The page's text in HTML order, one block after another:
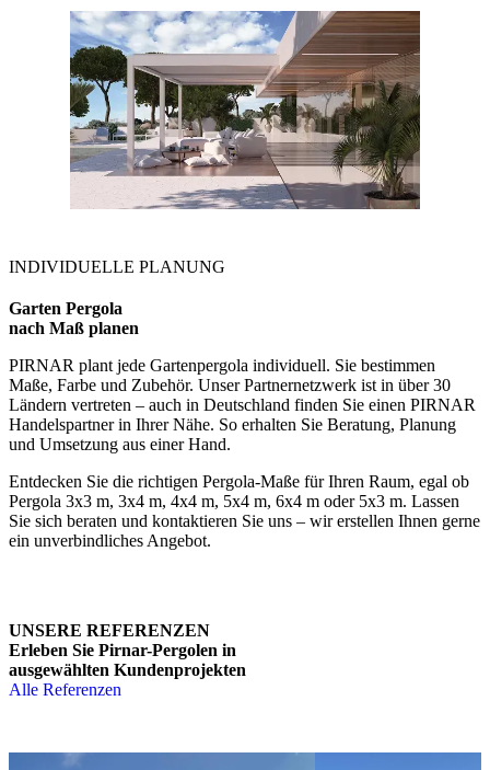
INDIVIDUELLE PLANUNG
Garten Pergola
nach Maß planen
PIRNAR plant jede Gartenpergola individuell. Sie bestimmen
Maße, Farbe und Zubehör. Unser Partnernetzwerk ist in über 30
Ländern vertreten – auch in Deutschland finden Sie einen PIRNAR
Handelspartner in Ihrer Nähe. So erhalten Sie Beratung, Planung
und Umsetzung aus einer Hand.
Entdecken Sie die richtigen Pergola-Maße für Ihren Raum, egal ob
Pergola 3x3 m, 3x4 m, 4x4 m, 5x4 m, 6x4 m oder 5x3 m. Lassen
Sie sich beraten und kontaktieren Sie uns – wir erstellen Ihnen gerne
ein unverbindliches Angebot.
UNSERE REFERENZEN
Erleben Sie Pirnar-Pergolen in
ausgewählten Kundenprojekten
Alle Referenzen